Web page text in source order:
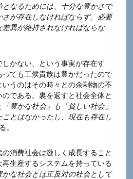
となるためには、十分な豊かさで
が存在しなければならず、必要
差異が維持されなければならな
かない、という事実が存在す
っても王侯貴族は豊かだったので
うのはその時々との余剰物の不
である。裏を返すと社会全体と
「豊かな社会」も「貧しい社会」
とはなかったし、現在も存在し
。
消費社会は激しく成長すること
生産するシステムを持っている
かな社会とは正反対の社会として